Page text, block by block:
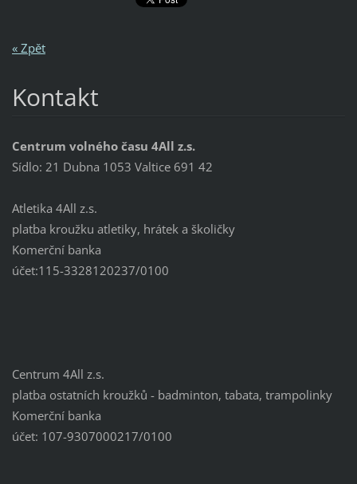
« Zpět
Kontakt
Centrum volného času 4All z.s.
Sídlo: 21 Dubna 1053 Valtice 691 42
Atletika 4All z.s.
platba kroužku atletiky, hrátek a školičky
Komerční banka
účet:115-3328120237/0100
Centrum 4All z.s.
platba ostatních kroužků - badminton, tabata, trampolinky
Komerční banka
účet: 107-9307000217/0100